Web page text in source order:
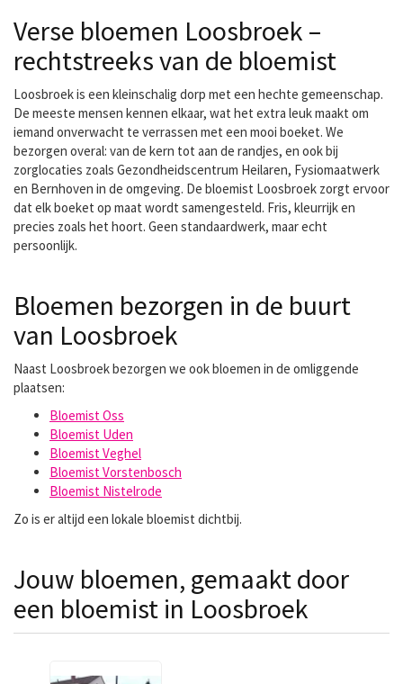
Verse bloemen Loosbroek –
rechtstreeks van de bloemist
Loosbroek is een kleinschalig dorp met een hechte gemeenschap.
De meeste mensen kennen elkaar, wat het extra leuk maakt om
iemand onverwacht te verrassen met een mooi boeket. We
bezorgen overal: van de kern tot aan de randjes, en ook bij
zorglocaties zoals Gezondheidscentrum Heilaren, Fysiomaatwerk
en Bernhoven in de omgeving. De bloemist Loosbroek zorgt ervoor
dat elk boeket op maat wordt samengesteld. Fris, kleurrijk en
precies zoals het hoort. Geen standaardwerk, maar echt
persoonlijk.
Bloemen bezorgen in de buurt
van Loosbroek
Naast Loosbroek bezorgen we ook bloemen in de omliggende
plaatsen:
Bloemist Oss
Bloemist Uden
Bloemist Veghel
Bloemist Vorstenbosch
Bloemist Nistelrode
Zo is er altijd een lokale bloemist dichtbij.
Jouw bloemen, gemaakt door
een bloemist in Loosbroek